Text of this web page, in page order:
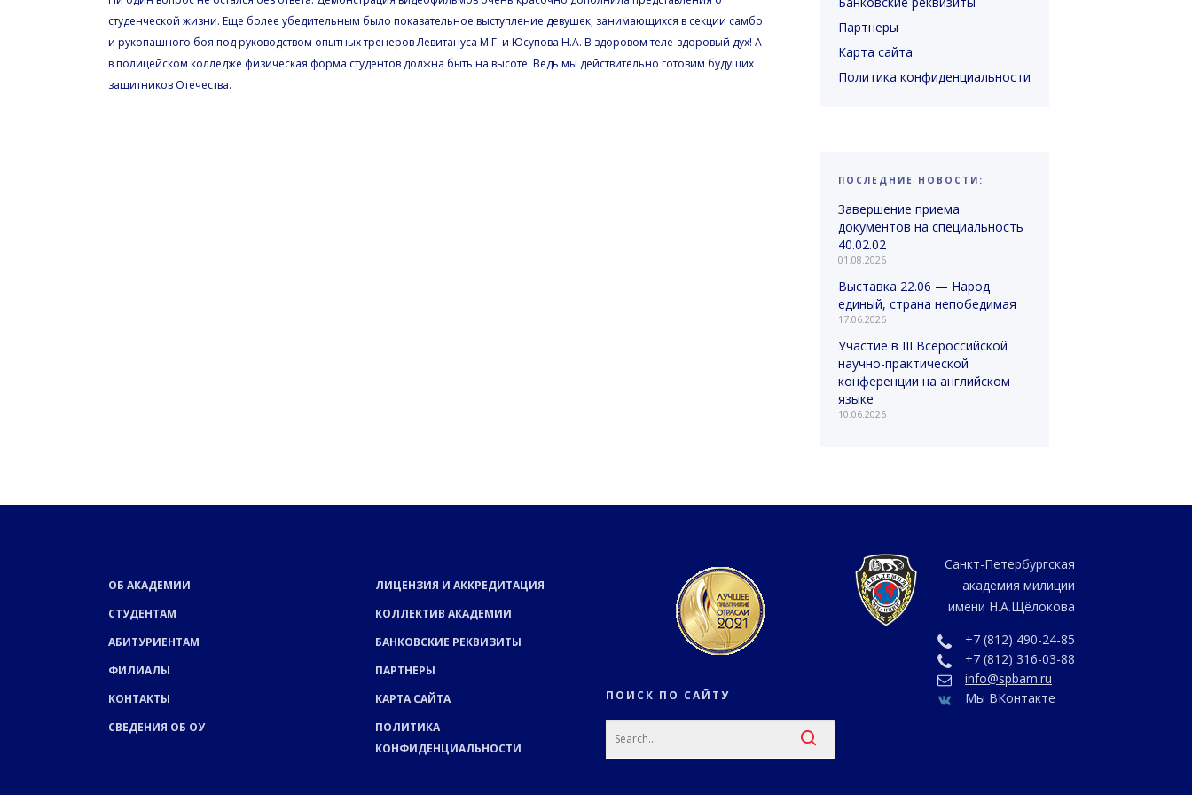
студенческой жизни. Еще более убедительным было показательное выступление девушек, занимающихся в секции самбо
и рукопашного боя под руководством опытных тренеров Левитануса М.Г. и Юсупова Н.А. В здоровом теле-здоровый дух! А
в полицейском колледже физическая форма студентов должна быть на высоте. Ведь мы действительно готовим будущих
защитников Отечества.
Партнеры
Карта сайта
Политика конфиденциальности
ПОСЛЕДНИЕ НОВОСТИ:
Завершение приема
документов на специальность
40.02.02
01.08.2026
Выставка 22.06 — Народ
единый, страна непобедимая
17.06.2026
Участие в III Всероссийской
научно-практической
конференции на английском
языке
10.06.2026
ОБ АКАДЕМИИ
СТУДЕНТАМ
АБИТУРИЕНТАМ
ФИЛИАЛЫ
КОНТАКТЫ
СВЕДЕНИЯ ОБ ОУ
ЛИЦЕНЗИЯ И АККРЕДИТАЦИЯ
КОЛЛЕКТИВ АКАДЕМИИ
БАНКОВСКИЕ РЕКВИЗИТЫ
ПАРТНЕРЫ
КАРТА САЙТА
ПОЛИТИКА
КОНФИДЕНЦИАЛЬНОСТИ
ПОИСК ПО САЙТУ
Санкт-Петербургская
академия милиции
имени Н.А.Щёлокова
+7 (812) 490-24-85
+7 (812) 316-03-88
info@spbam.ru
Мы ВКонтакте